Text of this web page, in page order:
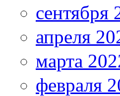
сентября
апреля
марта
февраля